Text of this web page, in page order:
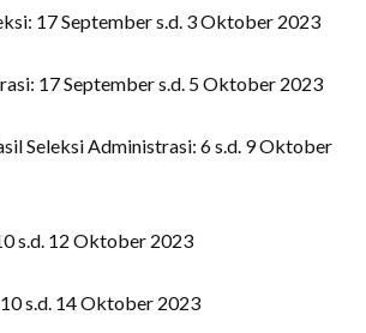
17 September s.d. 3 Oktober 2023
17 September s.d. 5 Oktober 2023
Seleksi Administrasi: 6 s.d. 9 Oktober
s.d. 12 Oktober 2023
s.d. 14 Oktober 2023